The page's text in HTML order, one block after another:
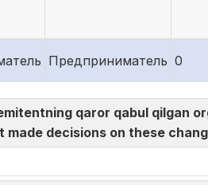
Предприниматель 0
qaror qabul
decisions on these